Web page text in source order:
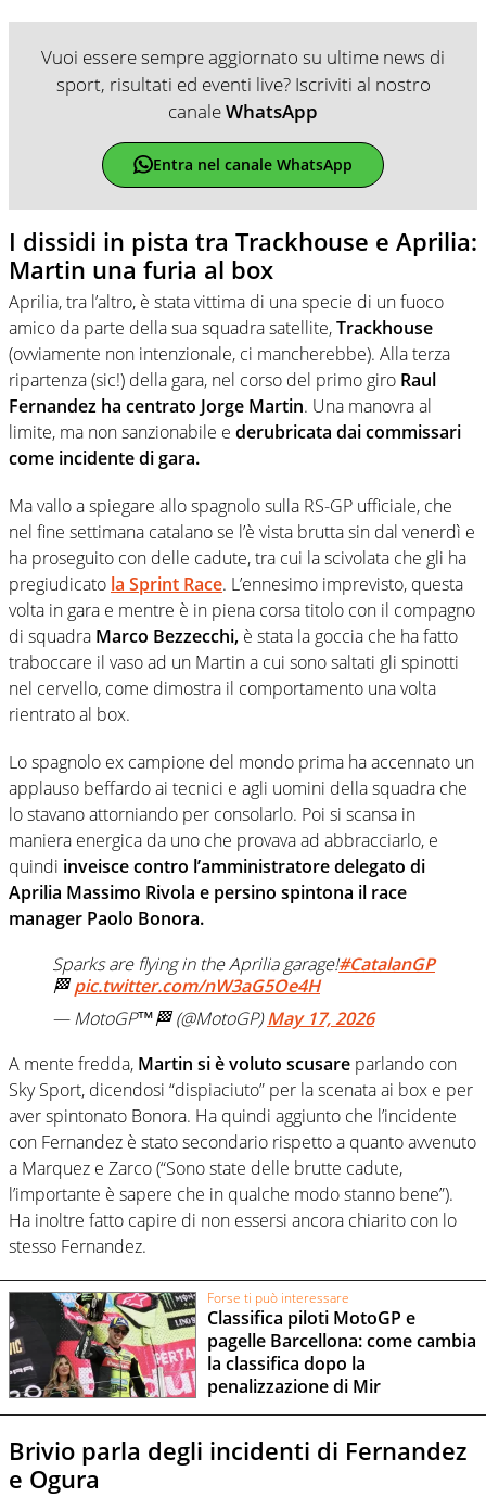
Vuoi essere sempre aggiornato su ultime news di
sport, risultati ed eventi live? Iscriviti al nostro
canaleWhatsApp
Entra nel canale WhatsApp
I dissidi in pista tra Trackhouse e Aprilia:
Martin una furia al box
Aprilia, tra l’altro, è stata vittima di una specie di un fuoco
amico da parte della sua squadra satellite,Trackhouse
(ovviamente non intenzionale, ci mancherebbe). Alla terza
ripartenza (sic!) della gara, nel corso del primo giro Raul
Fernandez ha centrato Jorge Martin. Una manovra al
limite, ma non sanzionabile e derubricata dai commissari
come incidente di gara.
Ma vallo a spiegare allo spagnolo sulla RS-GP ufficiale, che
nel fine settimana catalano se l’è vista brutta sin dal venerdì e
ha proseguito con delle cadute, tra cui la scivolata che gli ha
pregiudicato la Sprint Race. L’ennesimo imprevisto, questa
volta in gara e mentre è in piena corsa titolo con il compagno
di squadra Marco Bezzecchi, è stata la goccia che ha fatto
traboccare il vaso ad un Martin a cui sono saltati gli spinotti
nel cervello, come dimostra il comportamento una volta
rientrato al box.
Lo spagnolo ex campione del mondo prima ha accennato un
applauso beffardo ai tecnici e agli uomini della squadra che
lo stavano attorniando per consolarlo. Poi si scansa in
maniera energica da uno che provava ad abbracciarlo, e
quindi inveisce contro l’amministratore delegato di
Aprilia Massimo Rivola e persino spintona il race
manager Paolo Bonora.
Sparks are flying in the Aprilia garage!#CatalanGP
🏁pic.twitter.com/nW3aG5Oe4H
— MotoGP™🏁 (@MotoGP)May 17, 2026
A mente fredda, Martin si è voluto scusare parlando con
Sky Sport, dicendosi “dispiaciuto” per la scenata ai box e per
aver spintonato Bonora. Ha quindi aggiunto che l’incidente
con Fernandez è stato secondario rispetto a quanto avvenuto
a Marquez e Zarco (“Sono state delle brutte cadute,
l’importante è sapere che in qualche modo stanno bene”).
Ha inoltre fatto capire di non essersi ancora chiarito con lo
stesso Fernandez.
Forse ti può interessare
Classifica piloti MotoGP e
pagelle Barcellona: come cambia
la classifica dopo la
penalizzazione di Mir
Brivio parla degli incidenti di Fernandez
e Ogura